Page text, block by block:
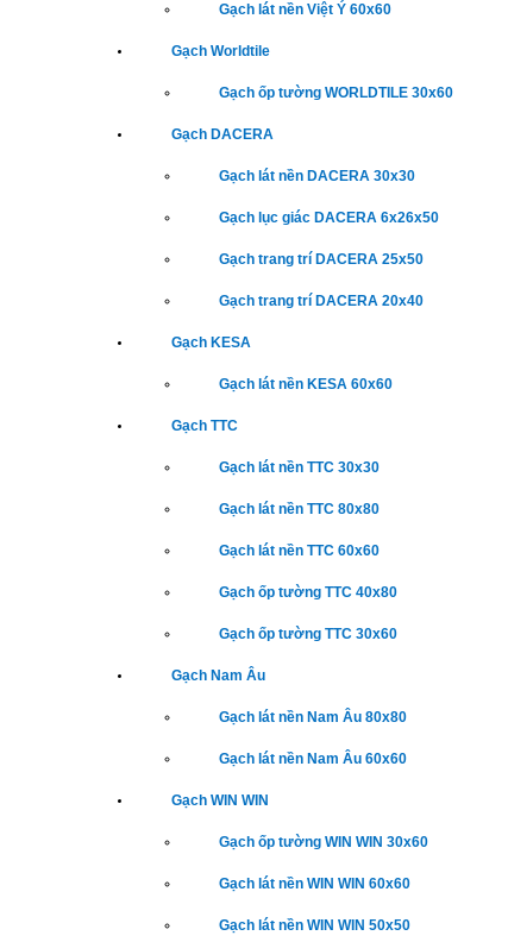
Gạch lát nền Việt Ý 60x60
Gạch Worldtile
Gạch ốp tường WORLDTILE 30x60
Gạch DACERA
Gạch lát nền DACERA 30x30
Gạch lục giác DACERA 6x26x50
Gạch trang trí DACERA 25x50
Gạch trang trí DACERA 20x40
Gạch KESA
Gạch lát nền KESA 60x60
Gạch TTC
Gạch lát nền TTC 30x30
Gạch lát nền TTC 80x80
Gạch lát nền TTC 60x60
Gạch ốp tường TTC 40x80
Gạch ốp tường TTC 30x60
Gạch Nam Âu
Gạch lát nền Nam Âu 80x80
Gạch lát nền Nam Âu 60x60
Gạch WIN WIN
Gạch ốp tường WIN WIN 30x60
Gạch lát nền WIN WIN 60x60
Gạch lát nền WIN WIN 50x50